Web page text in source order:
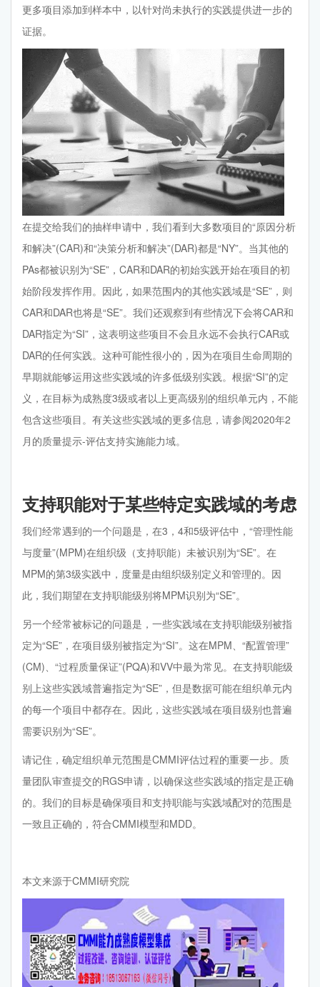
更多项目添加到样本中，以针对尚未执行的实践提供进一步的
证据。
在提交给我们的抽样申请中，我们看到大多数项目的“原因分析
和解决”(CAR)和“决策分析和解决”(DAR)都是“NY”。当其他的
PAs都被识别为“SE”，CAR和DAR的初始实践开始在项目的初
始阶段发挥作用。因此，如果范围内的其他实践域是“SE”，则
CAR和DAR也将是“SE”。我们还观察到有些情况下会将CAR和
DAR指定为“SI”，这表明这些项目不会且永远不会执行CAR或
DAR的任何实践。这种可能性很小的，因为在项目生命周期的
早期就能够运用这些实践域的许多低级别实践。根据“SI”的定
义，在目标为成熟度3级或者以上更高级别的组织单元内，不能
包含这些项目。有关这些实践域的更多信息，请参阅2020年2
月的质量提示-评估支持实施能力域。
支持职能对于某些特定实践域的考虑
我们经常遇到的一个问题是，在3，4和5级评估中，“管理性能
与度量”(MPM)在组织级（支持职能）未被识别为“SE”。在
MPM的第3级实践中，度量是由组织级别定义和管理的。因
此，我们期望在支持职能级别将MPM识别为“SE”。
另一个经常被标记的问题是，一些实践域在支持职能级别被指
定为“SE”，在项目级别被指定为“SI”。这在MPM、“配置管理”
(CM)、“过程质量保证”(PQA)和VV中最为常见。在支持职能级
别上这些实践域普遍指定为“SE”，但是数据可能在组织单元内
的每一个项目中都存在。因此，这些实践域在项目级别也普遍
需要识别为“SE”。
请记住，确定组织单元范围是CMMI评估过程的重要一步。质
量团队审查提交的RGS申请，以确保这些实践域的指定是正确
的。我们的目标是确保项目和支持职能与实践域配对的范围是
一致且正确的，符合CMMI模型和MDD。
本文来源于CMMI研究院